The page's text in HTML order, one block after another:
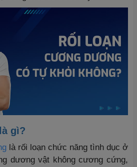
gì?
là rối loạn chức năng tình dục ở
dương vật không cương cứng,